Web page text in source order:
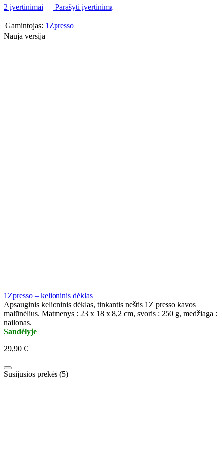
2 įvertinimai Parašyti įvertinimą
Gamintojas: 1Zpresso
Nauja versija
1Zpresso – kelioninis dėklas
Apsauginis kelioninis dėklas, tinkantis neštis 1Z presso kavos
malūnėlius. Matmenys : 23 x 18 x 8,2 cm, svoris : 250 g, medžiaga :
nailonas.
Sandėlyje
29,90 €
Susijusios prekės (5)